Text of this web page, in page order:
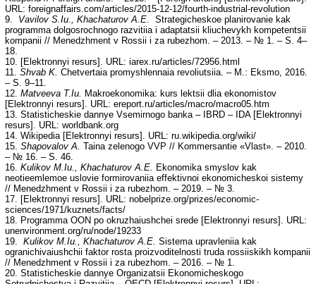
URL: foreignaffairs.com/articles/2015-12-12/fourth-industrial-revolution
9. Vavilov S.Iu., Khachaturov A.E.
Strategicheskoe planirovanie kak
programma dolgosrochnogo razvitiia i adaptatsii kliuchevykh kompetentsii
kompanii // Menedzhment v Rossii i za rubezhom. – 2013. – № 1. – S. 4–
18.
10. [Elektronnyi resurs]. URL: iarex.ru/articles/72956.html
11. Shvab K. Chetvertaia promyshlennaia revoliutsiia. – M.: Eksmo, 2016.
– S. 9–11.
12. Matveeva T.Iu.
Makroekonomika: kurs lektsii dlia ekonomistov
[Elektronnyi resurs]. URL: ereport.ru/articles/macro/macro05.htm
13. Statisticheskie dannye Vsemirnogo banka – IBRD – IDA [Elektronnyi
resurs]. URL: worldbank.org
14. Wikipedia [Elektronnyi resurs]. URL: ru.wikipedia.org/wiki/
15. Shapovalov A. Taina zelenogo VVP // Kommersantie «Vlast». – 2010.
– № 16. – S. 46.
16. Kulikov M.Iu., Khachaturov A.E.
Ekonomika smyslov kak
neotieemlemoe uslovie formirovaniia effektivnoi ekonomicheskoi sistemy
// Menedzhment v Rossii i za rubezhom. – 2019. – № 3.
17. [Elektronnyi resurs]. URL: nobelprize.org/prizes/economic-
sciences/1971/kuznets/facts/
18. Programma OON po okruzhaiushchei srede [Elektronnyi resurs]. URL:
unenvironment.org/ru/node/19233
19. Kulikov M.Iu., Khachaturov A.E. Sistema upravleniia kak
ogranichivaiushchii faktor rosta proizvoditelnosti truda rossiiskikh kompanii
// Menedzhment v Rossii i za rubezhom. – 2016. – № 1.
20. Statisticheskie dannye Organizatsii Ekonomicheskogo